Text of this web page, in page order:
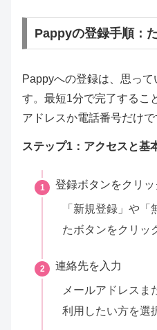
Pappyの登録手順：
Pappyへの登録は、思っ
す。最短1分で完了するこ
アドレスか電話番号だけで
ステップ1：アクセスと基
1 登録ボタンをクリッ
「新規登録」や
たボタンをクリッ
2 連絡先を入力
メールアドレスま
利用したい方を選